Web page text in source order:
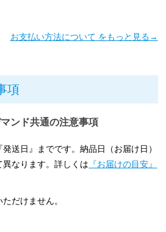
お支払い方法について をもっと見る→
項
ンド共通の注意事項
送日』までです。納品日（お届け日）
なります。詳しくは 『お届けの目安』
だけません。